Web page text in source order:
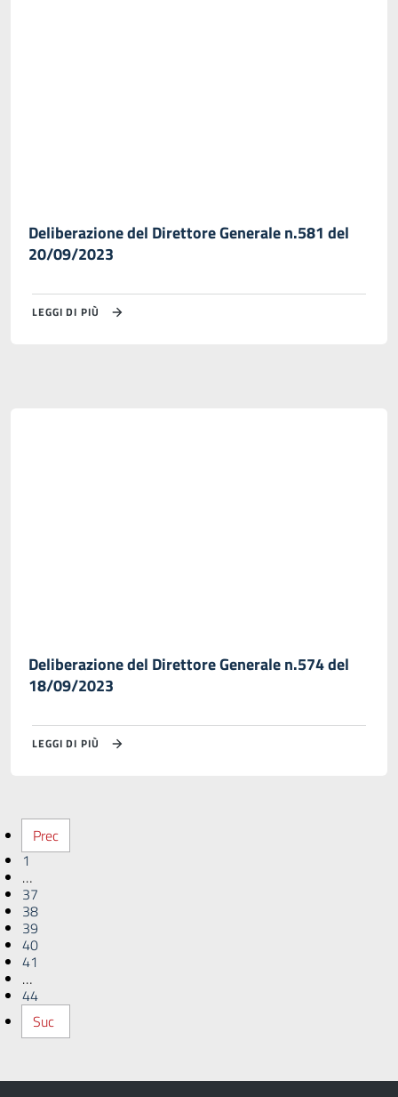
Deliberazione del Direttore Generale n.581 del
20/09/2023
LEGGI DI PIÙ
Deliberazione del Direttore Generale n.574 del
18/09/2023
LEGGI DI PIÙ
Prec
1
…
37
38
39
40
41
…
44
Suc